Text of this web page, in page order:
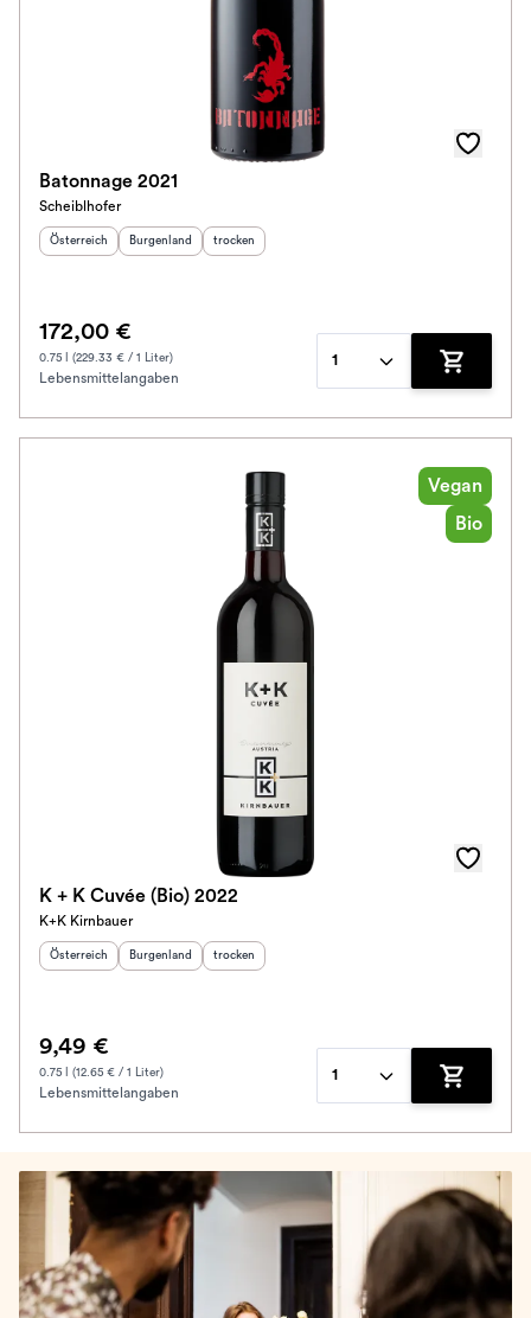
Batonnage 2021
Scheiblhofer
Herkunftsland
Österreich Herkunftsregion:
Burgenland Geschmack
trocken
172,00 €
0.75 l (229.33 € / 1 Liter)
Lebensmittelangaben
1
Zum
Vegan
Bio
K + K Cuvée (Bio) 2022
K+K Kirnbauer
Herkunftsland
Österreich Herkunftsregion:
Burgenland Geschmack
trocken
9,49 €
0.75 l (12.65 € / 1 Liter)
Lebensmittelangaben
1
Zum